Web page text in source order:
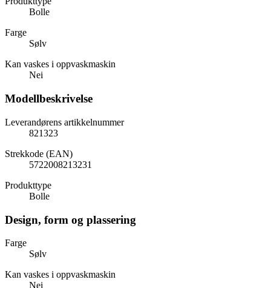
Bolle
Farge
Sølv
Kan vaskes i oppvaskmaskin
Nei
Modellbeskrivelse
Leverandørens artikkelnummer
821323
Strekkode (EAN)
5722008213231
Produkttype
Bolle
Design, form og plassering
Farge
Sølv
Kan vaskes i oppvaskmaskin
Nei